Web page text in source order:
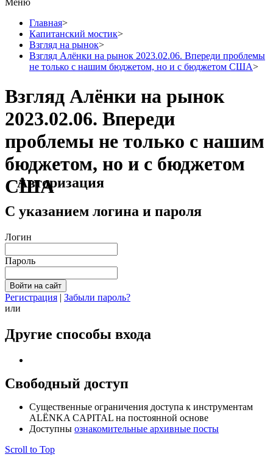
Меню
Главная>
Капитанский мостик>
Взгляд на рынок>
Взгляд Алёнки на рынок 2023.02.06. Впереди проблемы
не только с нашим бюджетом, но и с бюджетом США>
Взгляд Алёнки на рынок
2023.02.06. Впереди
проблемы не только с нашим
бюджетом, но и с бюджетом
США
Авторизация
С указанием логина и пароля
Логин
Пароль
Регистрация | Забыли пароль?
или
Другие способы входа
Свободный доступ
Cущественные ограничения доступа к инструментам
ALЁNKA CAPITAL на постоянной основе
Доступны ознакомительные архивные посты
Scroll to Top